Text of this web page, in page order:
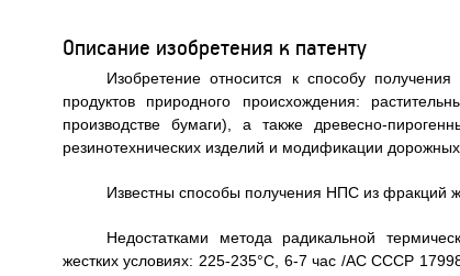
Описание изобретения к патенту
Изобретение относится к способу
продуктов природного происхождения:
производстве бумаги), а также древесно-
резинотехнических изделий и модификации
Известны способы получения НПС из фракций
Недостатками метода радикальной
жестких условиях: 225-235°С, 6-7 час /АС СССР